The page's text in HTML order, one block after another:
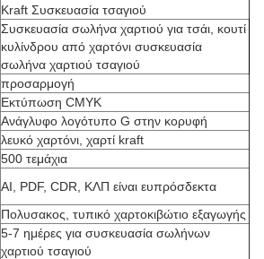
Kraft Συσκευασία τσαγιού
Συσκευασία σωλήνα χαρτιού για τσάι, κουτί
κυλίνδρου από χαρτόνι συσκευασία
σωλήνα χαρτιού τσαγιού
προσαρμογή
Εκτύπωση CMYK
Ανάγλυφο λογότυπο G στην κορυφή
λευκό χαρτόνι, χαρτί kraft
500 τεμάχια
AI, PDF, CDR, ΚΛΠ είναι ευπρόσδεκτα
Πολυσακος, τυπικό χαρτοκιβώτιο εξαγωγής
5-7 ημέρες για συσκευασία σωλήνων
χαρτιού τσαγιού